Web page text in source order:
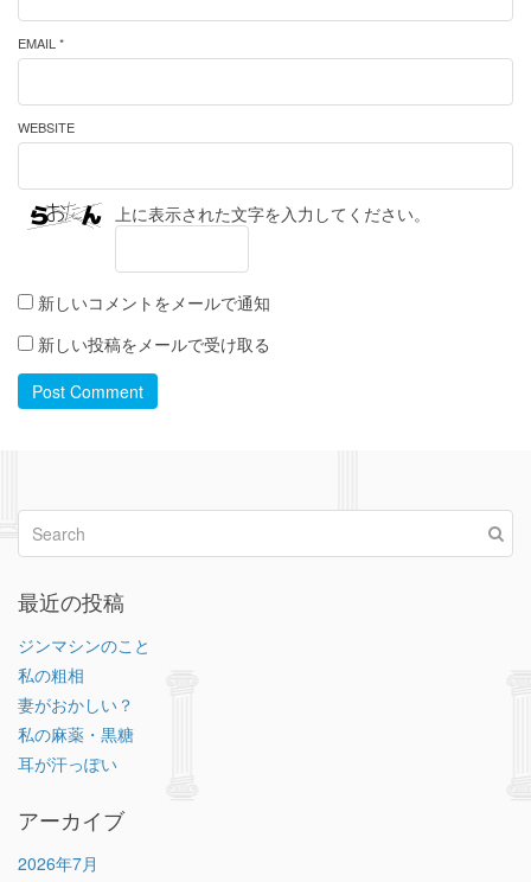
EMAIL *
WEBSITE
上に表示された文字を入力してください。
新しいコメントをメールで通知
新しい投稿をメールで受け取る
Post Comment
最近の投稿
ジンマシンのこと
私の粗相
妻がおかしい？
私の麻薬・黒糖
耳が汗っぽい
アーカイブ
2026年7月